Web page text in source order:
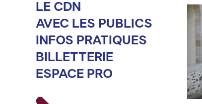
LE CDN
AVEC LES PUBLICS
INFOS PRATIQUES
BILLETTERIE
ESPACE PRO